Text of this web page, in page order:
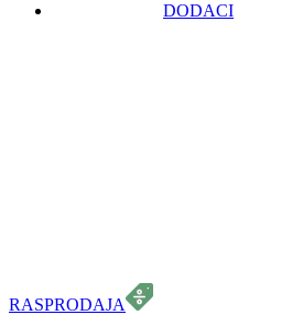
DODACI
RASPRODAJA